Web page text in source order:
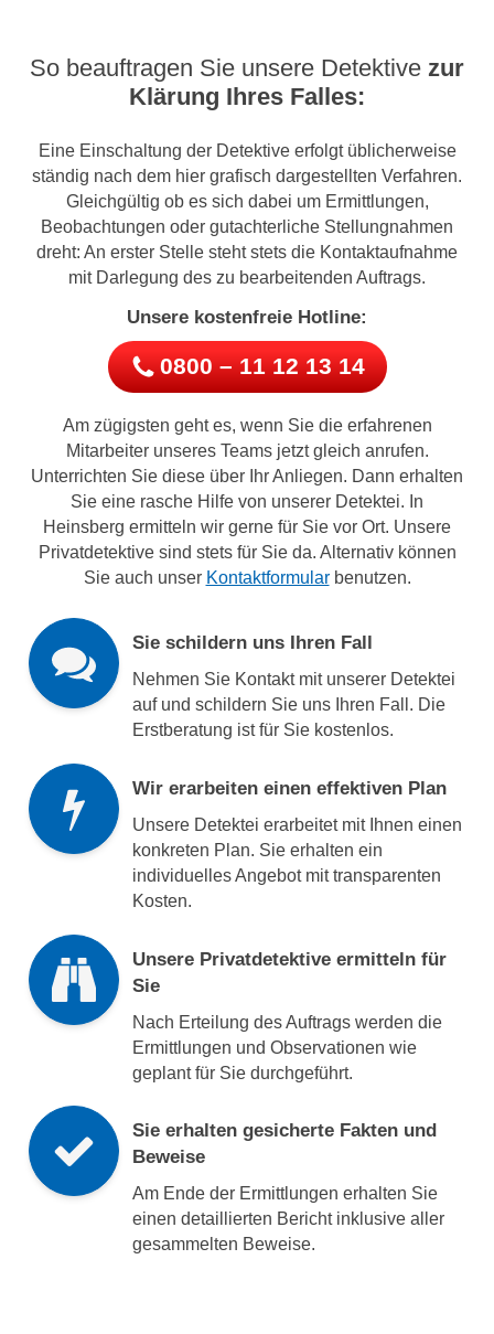
So beauftragen Sie unsere Detektive zur
Klärung Ihres Falles:
Eine Einschaltung der Detektive erfolgt üblicherweise
ständig nach dem hier grafisch dargestellten Verfahren.
Gleichgültig ob es sich dabei um Ermittlungen,
Beobachtungen oder gutachterliche Stellungnahmen
dreht: An erster Stelle steht stets die Kontaktaufnahme
mit Darlegung des zu bearbeitenden Auftrags.
Unsere kostenfreie Hotline:
0800 – 11 12 13 14
Am zügigsten geht es, wenn Sie die erfahrenen
Mitarbeiter unseres Teams jetzt gleich anrufen.
Unterrichten Sie diese über Ihr Anliegen. Dann erhalten
Sie eine rasche Hilfe von unserer Detektei. In
Heinsberg ermitteln wir gerne für Sie vor Ort. Unsere
Privatdetektive sind stets für Sie da. Alternativ können
Sie auch unser Kontaktformularbenutzen.
Sie schildern uns Ihren Fall
Nehmen Sie Kontakt mit unserer Detektei
auf und schildern Sie uns Ihren Fall. Die
Erstberatung ist für Sie kostenlos.
Wir erarbeiten einen effektiven Plan
Unsere Detektei erarbeitet mit Ihnen einen
konkreten Plan. Sie erhalten ein
individuelles Angebot mit transparenten
Kosten.
Unsere Privatdetektive ermitteln für
Sie
Nach Erteilung des Auftrags werden die
Ermittlungen und Observationen wie
geplant für Sie durchgeführt.
Sie erhalten gesicherte Fakten und
Beweise
Am Ende der Ermittlungen erhalten Sie
einen detaillierten Bericht inklusive aller
gesammelten Beweise.